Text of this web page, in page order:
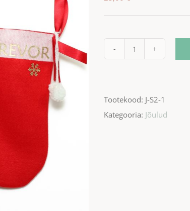
Keskmine
kogus
Tootekood: J-S2-1
Kategooria: Jõulud